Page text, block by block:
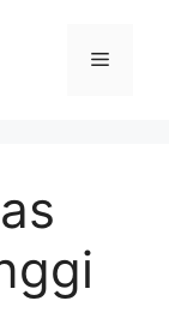
Menu